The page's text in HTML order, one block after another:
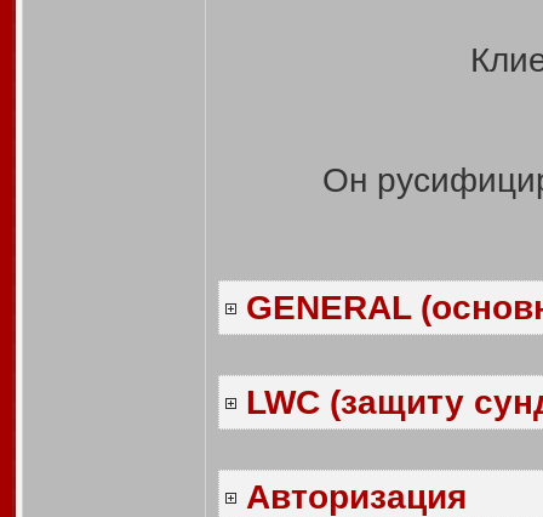
Он
GENERAL
LWC (защиту
Авторизация